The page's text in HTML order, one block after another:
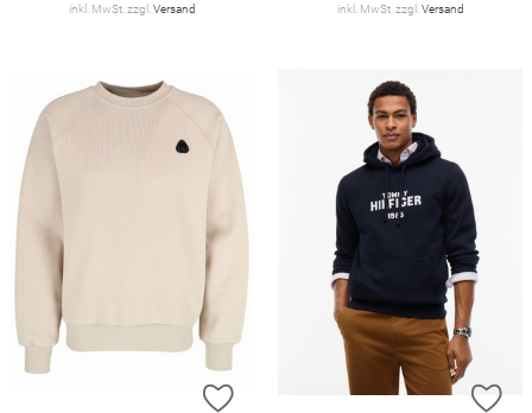
inkl. MwSt. zzgl. Versand inkl. MwSt. zzgl. Versand
ZUR WUNSCHLISTE HINZUFÜGEN